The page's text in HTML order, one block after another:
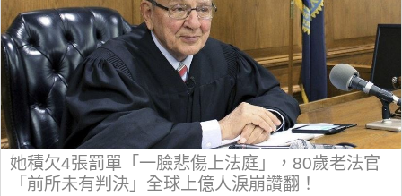
她積欠4張罰單「一臉悲傷上法庭」，80歲老法官
「前所未有判決」全球上億人淚崩讚翻！